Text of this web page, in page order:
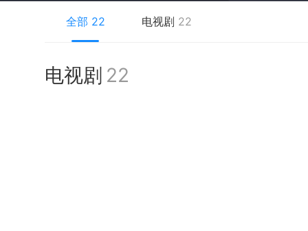
入北京电影学院表演干部进
全部 22 电视剧 22
电视剧 22